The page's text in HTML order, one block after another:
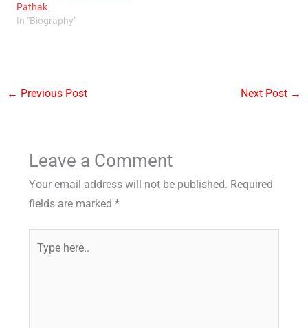
Pathak
In "Biography"
← Previous Post Next Post →
Leave a Comment
Your email address will not be published. Required
fields are marked *
here..